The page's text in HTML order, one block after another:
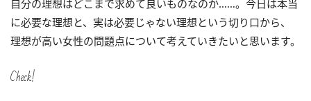
自分の理想はどこまで求めて良いものなのか……。今日は本当
に必要な理想と、実は必要じゃない理想という切り口から、
理想が高い女性の問題点について考えていきたいと思います。
Check!